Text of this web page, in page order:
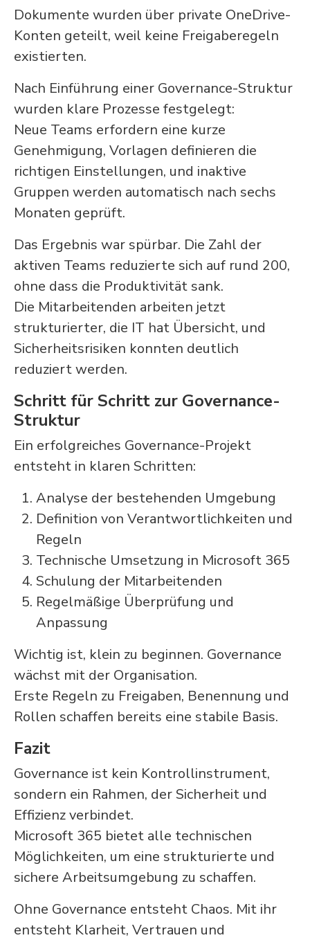
Dokumente wurden über private OneDrive-
Konten geteilt, weil keine Freigaberegeln
existierten.
Nach Einführung einer Governance-Struktur
wurden klare Prozesse festgelegt:
Neue Teams erfordern eine kurze
Genehmigung, Vorlagen definieren die
richtigen Einstellungen, und inaktive
Gruppen werden automatisch nach sechs
Monaten geprüft.
Das Ergebnis war spürbar. Die Zahl der
aktiven Teams reduzierte sich auf rund 200,
ohne dass die Produktivität sank.
Die Mitarbeitenden arbeiten jetzt
strukturierter, die IT hat Übersicht, und
Sicherheitsrisiken konnten deutlich
reduziert werden.
Schritt für Schritt zur Governance-
Struktur
Ein erfolgreiches Governance-Projekt
entsteht in klaren Schritten:
Analyse der bestehenden Umgebung
Definition von Verantwortlichkeiten und
Regeln
Technische Umsetzung in Microsoft 365
Schulung der Mitarbeitenden
Regelmäßige Überprüfung und
Anpassung
Wichtig ist, klein zu beginnen. Governance
wächst mit der Organisation.
Erste Regeln zu Freigaben, Benennung und
Rollen schaffen bereits eine stabile Basis.
Fazit
Governance ist kein Kontrollinstrument,
sondern ein Rahmen, der Sicherheit und
Effizienz verbindet.
Microsoft 365 bietet alle technischen
Möglichkeiten, um eine strukturierte und
sichere Arbeitsumgebung zu schaffen.
Ohne Governance entsteht Chaos. Mit ihr
entsteht Klarheit, Vertrauen und